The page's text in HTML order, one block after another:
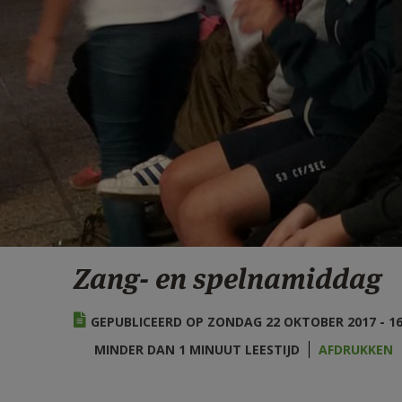
Zang- en spelnamiddag
GEPUBLICEERD OP ZONDAG 22 OKTOBER 2017 -
MINDER DAN 1 MINUUT LEESTIJD
AFDRUKKEN